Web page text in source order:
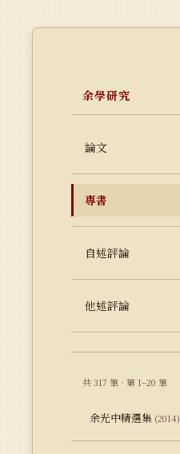
余學研究
論文
專書
自述評論
他述評論
共 317 筆 · 第 1–20 筆
余光中精選集 (2014)